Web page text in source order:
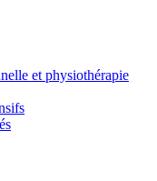
et physiothérapie